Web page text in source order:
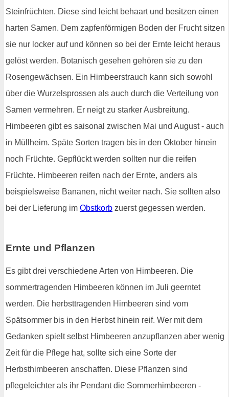
Steinfrüchten. Diese sind leicht behaart und besitzen einen
harten Samen. Dem zapfenförmigen Boden der Frucht sitzen
sie nur locker auf und können so bei der Ernte leicht heraus
gelöst werden. Botanisch gesehen gehören sie zu den
Rosengewächsen. Ein Himbeerstrauch kann sich sowohl
über die Wurzelsprossen als auch durch die Verteilung von
Samen vermehren. Er neigt zu starker Ausbreitung.
Himbeeren gibt es saisonal zwischen Mai und August - auch
in Müllheim. Späte Sorten tragen bis in den Oktober hinein
noch Früchte. Gepflückt werden sollten nur die reifen
Früchte. Himbeeren reifen nach der Ernte, anders als
beispielsweise Bananen, nicht weiter nach. Sie sollten also
bei der Lieferung im Obstkorb zuerst gegessen werden.
Ernte und Pflanzen
Es gibt drei verschiedene Arten von Himbeeren. Die
sommertragenden Himbeeren können im Juli geerntet
werden. Die herbsttragenden Himbeeren sind vom
Spätsommer bis in den Herbst hinein reif. Wer mit dem
Gedanken spielt selbst Himbeeren anzupflanzen aber wenig
Zeit für die Pflege hat, sollte sich eine Sorte der
Herbsthimbeeren anschaffen. Diese Pflanzen sind
pflegeleichter als ihr Pendant die Sommerhimbeeren -